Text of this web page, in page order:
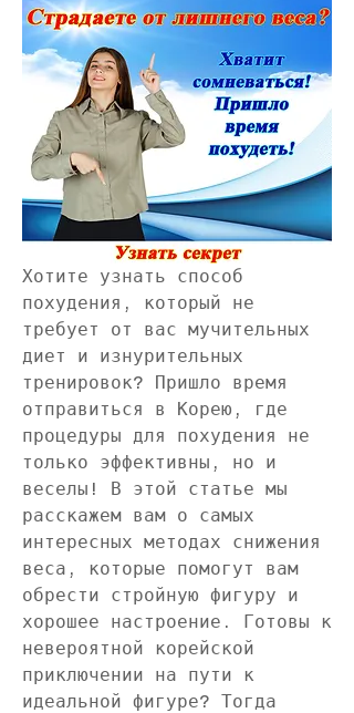
Хотите узнать способ
похудения, который не
требует от вас мучительных
диет и изнурительных
тренировок? Пришло время
отправиться в Корею, где
процедуры для похудения не
только эффективны, но и
веселы! В этой статье мы
расскажем вам о самых
интересных методах снижения
веса, которые помогут вам
обрести стройную фигуру и
хорошее настроение. Готовы к
невероятной корейской
приключении на пути к
идеальной фигуре? Тогда